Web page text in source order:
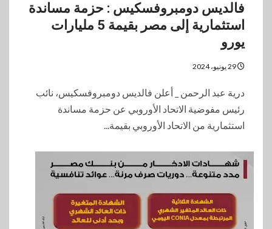
فالديس دومبروفسكيس : حزمة مساندة
استثمارية إلى مصر بقيمة 5 مليارات
يورو
درية عبد الرحمن _ أعلن فالديس دومبروفسكيس، نائب
رئيس مفوضية الاتحاد الأوروبي عن حزمة مساندة
استثمارية من الاتحاد الأوروبي بقيمة...